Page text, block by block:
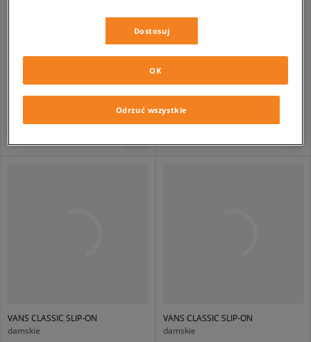
339,99 zł
VANS CLASSIC SLIP-ON
damskie
VANS CLASSIC SLIP-ON
damskie
Dostosuj
Odrzuć wszystkie
OK